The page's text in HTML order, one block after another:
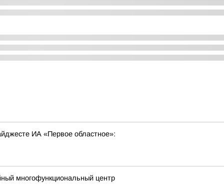
ИА «Первое областное»:
многофункциональный центр